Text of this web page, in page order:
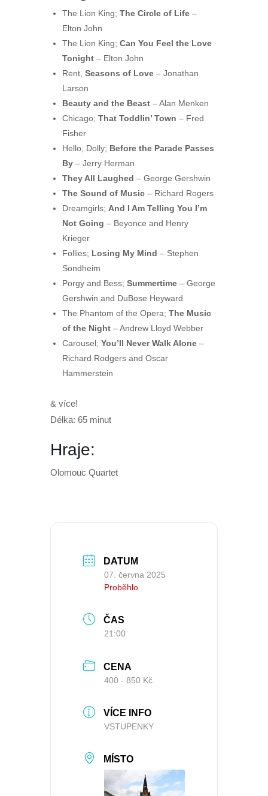
The Lion King; The Circle of Life –
Elton John
The Lion King; Can You Feel the Love
Tonight – Elton John
Rent, Seasons of Love – Jonathan
Larson
Beauty and the Beast – Alan Menken
Chicago; That Toddlin’ Town – Fred
Fisher
Hello, Dolly; Before the Parade Passes
By – Jerry Herman
They All Laughed – George Gershwin
The Sound of Music – Richard Rogers
Dreamgirls; And I Am Telling You I’m
Not Going – Beyonce and Henry
Krieger
Follies; Losing My Mind – Stephen
Sondheim
Porgy and Bess; Summertime – George
Gershwin and DuBose Heyward
The Phantom of the Opera; The Music
of the Night – Andrew Lloyd Webber
Carousel; You’ll Never Walk Alone –
Richard Rodgers and Oscar
Hammerstein
& více!
Délka: 65 minut
Hraje:
Olomouc Quartet
DATUM
07. června 2025
Proběhlo
ČAS
21:00
CENA
400 - 850 Kč
VÍCE INFO
VSTUPENKY
MÍSTO